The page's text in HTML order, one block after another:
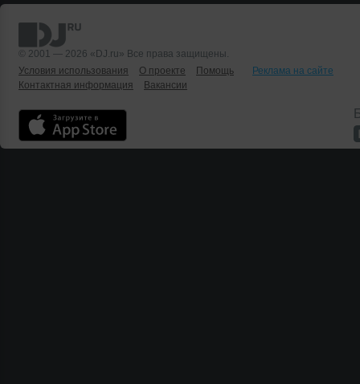
© 2001 — 2026 «DJ.ru» Все права защищены.
Условия использования
О проекте Помощь
Реклама на сайте
Контактная информация
Вакансии